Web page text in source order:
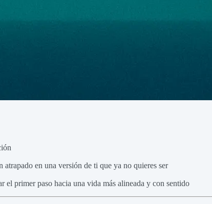
en una versión de ti que ya no quieres ser
primer paso hacia una vida más alineada y con sentido